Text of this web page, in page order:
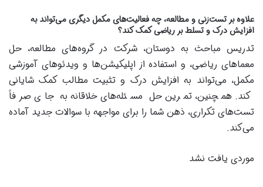
علاوه بر تست‌زنی و مطالعه، چه فعالیت‌های مکمل دیگری می‌تواند به
افزایش درک و تسلط بر ریاضی کمک کند؟
تدریس مباحث به دوستان، شرکت در گروه‌های مطالعه، حل
معماهای ریاضی، و استفاده از اپلیکیشن‌ها و ویدئوهای آموزشی
مکمل، می‌تواند به افزایش درک و تثبیت مطالب کمک شایانی
کند. همچنین، تمرین حل مسئله‌های خلاقانه به جای صرفاً
تست‌های تکراری، ذهن شما را برای مواجهه با سوالات جدید آماده
می‌کند.
موردی یافت نشد